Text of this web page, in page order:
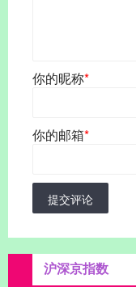
你的昵称*
你的邮箱*
提交评论
沪深京指数